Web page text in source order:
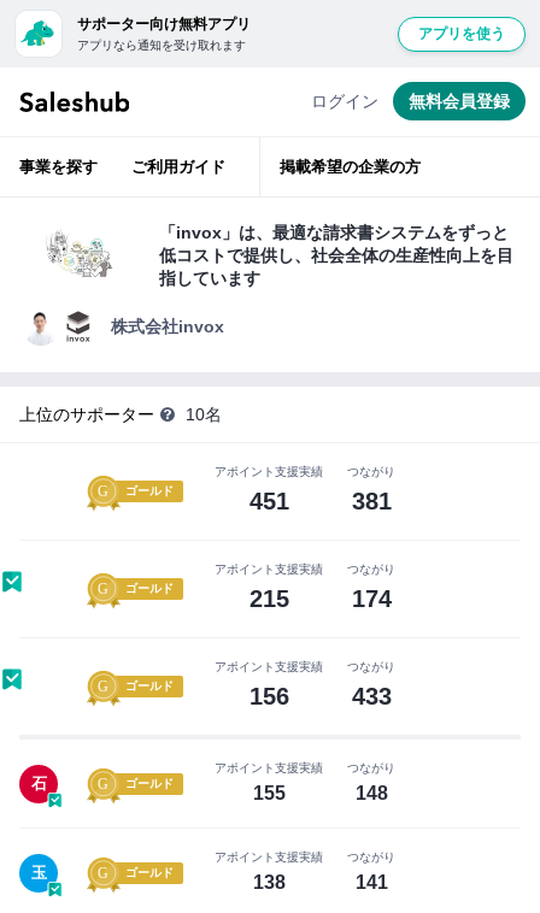
サポーター向け無料アプリ
アプリなら通知を受け取れます
アプリを使う
ログイン 無料会員登録
事業を探す ご利用ガイド 掲載希望の企業の方
「invox」は、最適な請求書システムをずっと
低コストで提供し、社会全体の生産性向上を目
指しています
株式会社invox
上位のサポーター 10名
ゴールド
アポイント支援実績
451
つながり
381
ゴールド
アポイント支援実績
215
つながり
174
ゴールド
アポイント支援実績
156
つながり
433
石 ゴールド
アポイント支援実績
155
つながり
148
玉 ゴールド
アポイント支援実績
138
つながり
141
経
豊
富
テ
ラ
ベ
ン
チ
援
サ
会
員
録
を
無
料
し
て
グ
す
に
ま